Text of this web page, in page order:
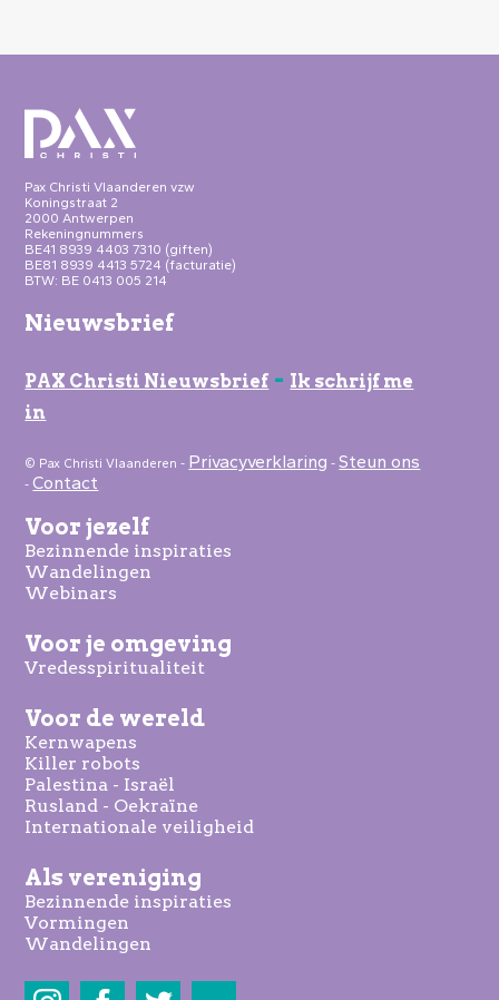
Pax Christi Vlaanderen vzw
Koningstraat 2
2000 Antwerpen
Rekeningnummers
BE41 8939 4403 7310 (giften)
BE81 8939 4413 5724 (facturatie)
BTW: BE 0413 005 214
Nieuwsbrief
PAX Christi Nieuwsbrief - Ik schrijf me
in
© Pax Christi Vlaanderen - Privacyverklaring -Steun ons
-Contact
Voor jezelf
Bezinnende inspiraties
Wandelingen
Webinars
Voor je omgeving
Vredesspiritualiteit
Voor de wereld
Kernwapens
Killer robots
Palestina - Israël
Rusland - Oekraïne
Internationale veiligheid
Als vereniging
Bezinnende inspiraties
Vormingen
Wandelingen
Share